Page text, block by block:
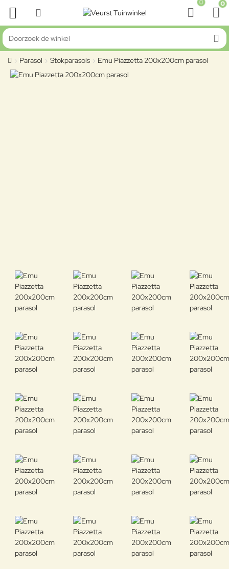
0 0
Doorzoek de winkel
home
Parasol Stokparasols Emu Piazzetta 200x200cm parasol